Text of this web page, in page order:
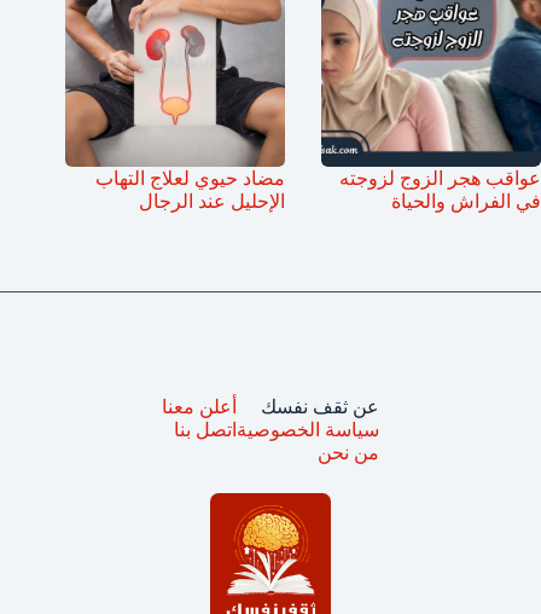
عواقب هجر الزوج لزوجته
في الفراش والحياة
مضاد حيوي لعلاج التهاب
الإحليل عند الرجال
عن ثقف نفسك
سياسة الخصوصية
من نحن
أعلن معنا
اتصل بنا